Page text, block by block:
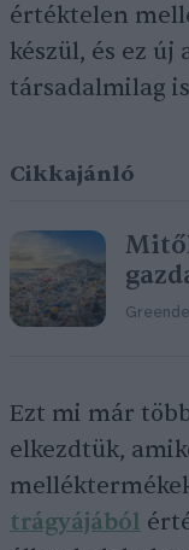
értéktelen
készül, és ez
társadalmilag
Cikkajánló
Ezt mi már
elkezdtük,
trágyájából